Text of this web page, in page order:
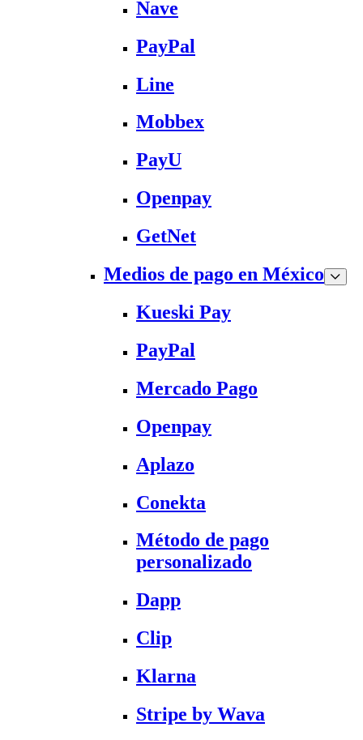
Nave
PayPal
Line
Mobbex
PayU
Openpay
GetNet
Medios de pago en México
Kueski Pay
PayPal
Mercado Pago
Openpay
Aplazo
Conekta
Método de pago
personalizado
Dapp
Clip
Klarna
Stripe by Wava